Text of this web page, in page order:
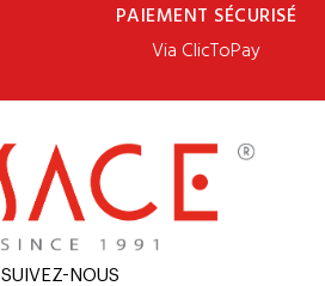
PAIEMENT SÉCURISÉ
Via ClicToPay
SUIVEZ-NOUS